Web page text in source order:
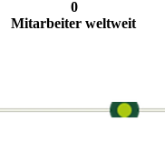
0
Mitarbeiter weltweit